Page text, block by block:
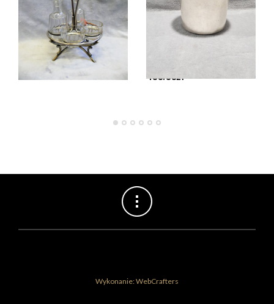
PLATERY
Komplet platerowy do
przypraw Fraget k. XIX
750.00 zł
PLATERY
Kubek platerowy
400.00zł
Wykonanie: WebCrafters